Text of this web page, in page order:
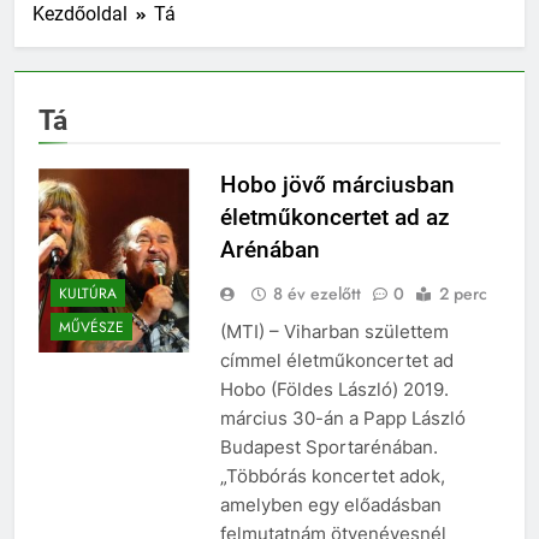
Kezdőoldal Tá
Tá
KULTÚRA
MŰVÉSZE
Hobo jövő márciusban
életműkoncertet ad az
Arénában
8 év ezelőtt 0 2 perc
(MTI) – Viharban születtem
címmel életműkoncertet ad
Hobo (Földes László) 2019.
március 30-án a Papp László
Budapest Sportarénában.
„Többórás koncertet adok,
amelyben egy előadásban
felmutatnám ötvenévesnél